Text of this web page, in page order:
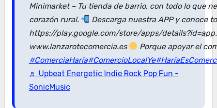
Minimarket – Tu tienda de barrio, con todo lo que
corazón rural.
Descarga nuestra APP y conoce
https://play.google.com/store/apps/
www.lanzarotecomercia.es
Porque apoyar el
#ComerciaHaría#ComercioLocalYe
♬ Upbeat Energetic Indie Rock Pop Fun -
SonicMusic